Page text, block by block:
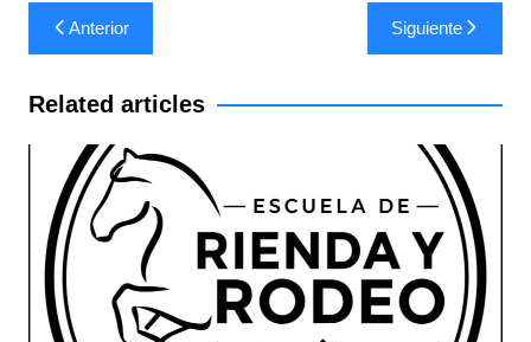
Navegación
de
entradas
Anterior Siguiente
Related articles